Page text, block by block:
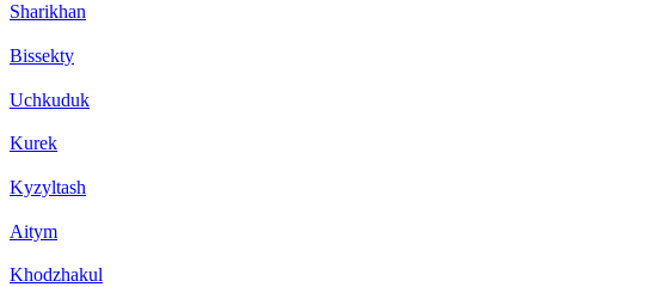
Sharikhan
Bissekty
Uchkuduk
Kurek
Kyzyltash
Aitym
Khodzhakul